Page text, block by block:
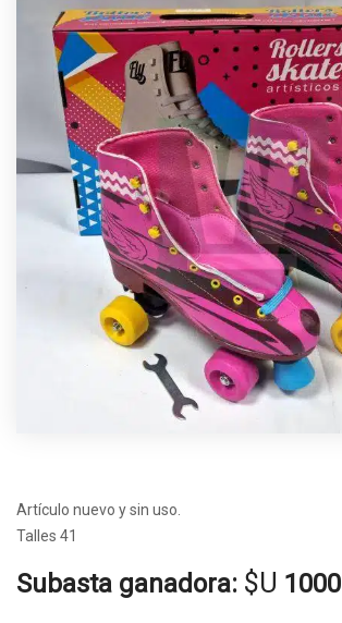
Artículo nuevo y sin uso.
Talles 41
Subasta ganadora: $U 1000